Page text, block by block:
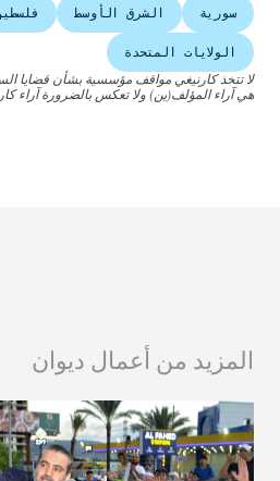
سورية الشرق الأوسط
الولايات المتحدة
لا تتخذ كارنيغي مواقف مؤسسية بشأن قضايا
هي آراء المؤلف(ين) ولا تعكس بالضرورة آراء
المزيد من أعمال ديوان